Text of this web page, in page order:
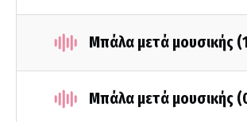
Μπάλα μετά μουσικής
Μπάλα μετά μουσικής